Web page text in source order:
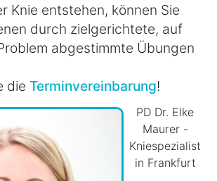
Knie entstehen, können Sie
durch zielgerichtete, auf
abgestimmte Übungen
die Terminvereinbarung!
PD Dr. Elke
Maurer -
Kniespezialist
in Frankfurt